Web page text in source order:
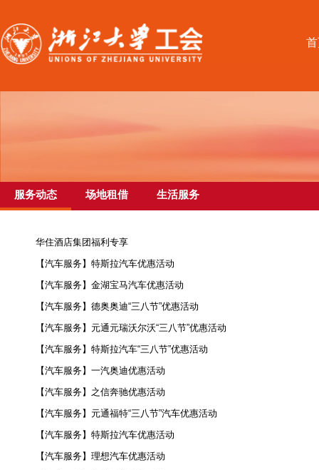
服务动态 场地租借 生活服务
华住酒店集团福利专享
【汽车服务】特斯拉汽车优惠活动
【汽车服务】金湖宝马汽车优惠活动
【汽车服务】德奥奥迪“三八节”优惠活动
【汽车服务】元通元瑞沃尔沃“三八节”优惠活动
【汽车服务】特斯拉汽车“三八节”优惠活动
【汽车服务】一汽奥迪优惠活动
【汽车服务】之信奔驰优惠活动
【汽车服务】元通福特“三八节”汽车优惠活动
【汽车服务】特斯拉汽车优惠活动
【汽车服务】理想汽车优惠活动